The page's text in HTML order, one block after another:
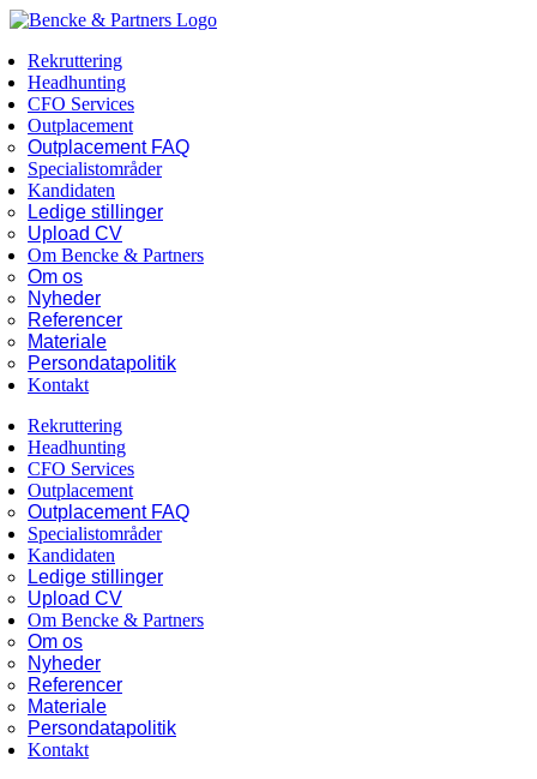
Skip
content
Facebook
LinkedIn
Rekruttering
Headhunting
CFO Services
Outplacement
Outplacement FAQ
Specialistområder
Kandidaten
Ledige stillinger
Upload CV
Om Bencke & Partners
Om os
Nyheder
Referencer
Materiale
Persondatapolitik
Kontakt
Rekruttering
Headhunting
CFO Services
Outplacement
Outplacement FAQ
Specialistområder
Kandidaten
Ledige stillinger
Upload CV
Om Bencke & Partners
Om os
Nyheder
Referencer
Materiale
Persondatapolitik
Kontakt